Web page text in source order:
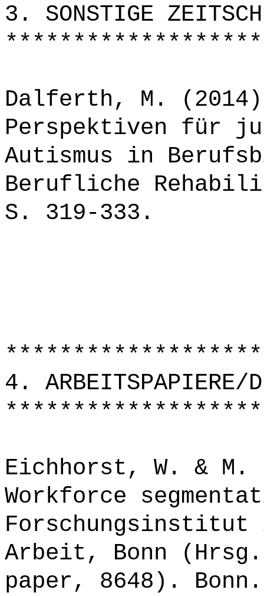
3. SONSTIGE
Dalferth, M.
Perspektiven für
Autismus in
Berufliche
S. 319-333.
4. ARBEITSPAPIERE/
Eichhorst, W. &
Workforce
Forschungsinstitut
Arbeit, Bonn
paper, 8648). Bonn.